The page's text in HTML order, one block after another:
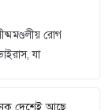
রোগ
যা